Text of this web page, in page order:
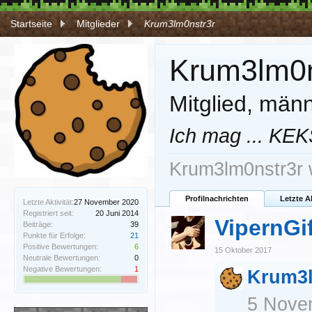
Startseite Mitglieder Krum3lm0nstr3r
Letzte Aktivität:27 November 2020
Registriert seit:
20 Juni 2014
Beiträge:
39
Punkte für Erfolge:
21
Positive Bewertungen:
6
Neutrale Bewertungen:
0
Negative Bewertungen:
1
Mitglied,
Ich mag ...
Krum3lm0nstr3r
Profilnachrichten Letzte
15 Oktober 2017
5